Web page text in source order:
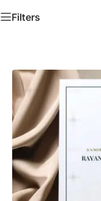
Filters